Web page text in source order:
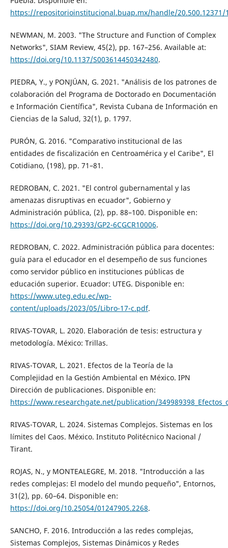
https://repositorioinstitucional.buap.mx/handle/20.500.12371/
NEWMAN, M. 2003. "The Structure and Function of Complex
Networks", SIAM Review, 45(2), pp. 167–256. Available at:
https://doi.org/10.1137/S003614450342480.
PIEDRA, Y., y PONJÚAN, G. 2021. "Análisis de los patrones de
colaboración del Programa de Doctorado en Documentación
e Información Científica", Revista Cubana de Información en
Ciencias de la Salud, 32(1), p. 1797.
PURÓN, G. 2016. "Comparativo institucional de las
entidades de fiscalización en Centroamérica y el Caribe", El
Cotidiano, (198), pp. 71–81.
REDROBAN, C. 2021. "El control gubernamental y las
amenazas disruptivas en ecuador", Gobierno y
Administración pública, (2), pp. 88–100. Disponible en:
https://doi.org/10.29393/GP2-6CGCR10006.
REDROBAN, C. 2022. Administración pública para docentes:
guía para el educador en el desempeño de sus funciones
como servidor público en instituciones públicas de
educación superior. Ecuador: UTEG. Disponible en:
https://www.uteg.edu.ec/wp-
content/uploads/2023/05/Libro-17-c.pdf.
RIVAS-TOVAR, L. 2020. Elaboración de tesis: estructura y
metodología. México: Trillas.
RIVAS-TOVAR, L. 2021. Efectos de la Teoría de la
Complejidad en la Gestión Ambiental en México. IPN
Dirección de publicaciones. Disponible en:
https://www.researchgate.net/publication/
RIVAS-TOVAR, L. 2024. Sistemas Complejos. Sistemas en los
límites del Caos. México. Instituto Politécnico Nacional /
Tirant.
ROJAS, N., y MONTEALEGRE, M. 2018. "Introducción a las
redes complejas: El modelo del mundo pequeño", Entornos,
31(2), pp. 60–64. Disponible en:
https://doi.org/10.25054/01247905.2268.
SANCHO, F. 2016. Introducción a las redes complejas,
Sistemas Complejos, Sistemas Dinámicos y Redes